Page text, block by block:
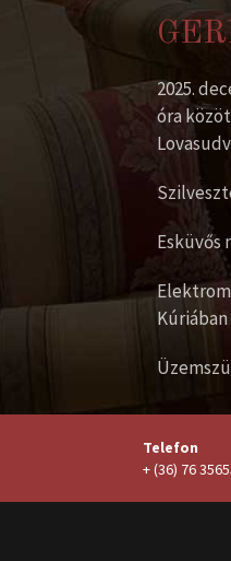
2025.
óra
Esküvős
Kúriában
Telefon
+ (36) 76